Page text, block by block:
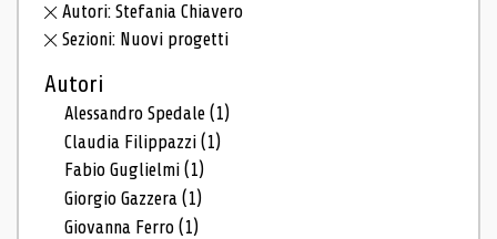
Autori: Stefania Chiavero
Sezioni: Nuovi progetti
Autori
Alessandro Spedale(1)
Claudia Filippazzi(1)
Fabio Guglielmi(1)
Giorgio Gazzera(1)
Giovanna Ferro(1)